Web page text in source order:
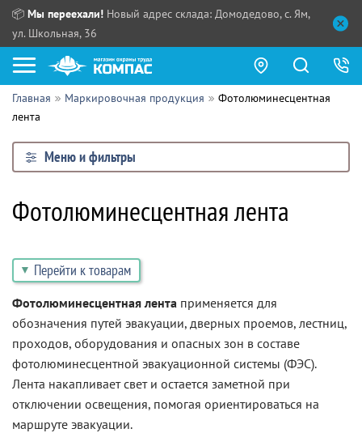
📦 Мы переехали! Новый адрес склада: Домодедово, с. Ям,
ул. Школьная, 36
Как купить?
Прайс-листы
Сотрудничество
Партнерам
Поставщикам
Обзоры
Контакты
ПТ:
Главная Маркировочная продукция
Фотолюминесцентная
лента
Меню и фильтры
Фотолюминесцентная лента
Перейти к товарам
Фотолюминесцентная лента применяется для
обозначения путей эвакуации, дверных проемов, лестниц,
проходов, оборудования и опасных зон в составе
фотолюминесцентной эвакуационной системы (ФЭС).
Лента накапливает свет и остается заметной при
отключении освещения, помогая ориентироваться на
маршруте эвакуации.